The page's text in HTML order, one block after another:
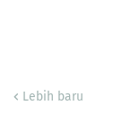
Lebih baru